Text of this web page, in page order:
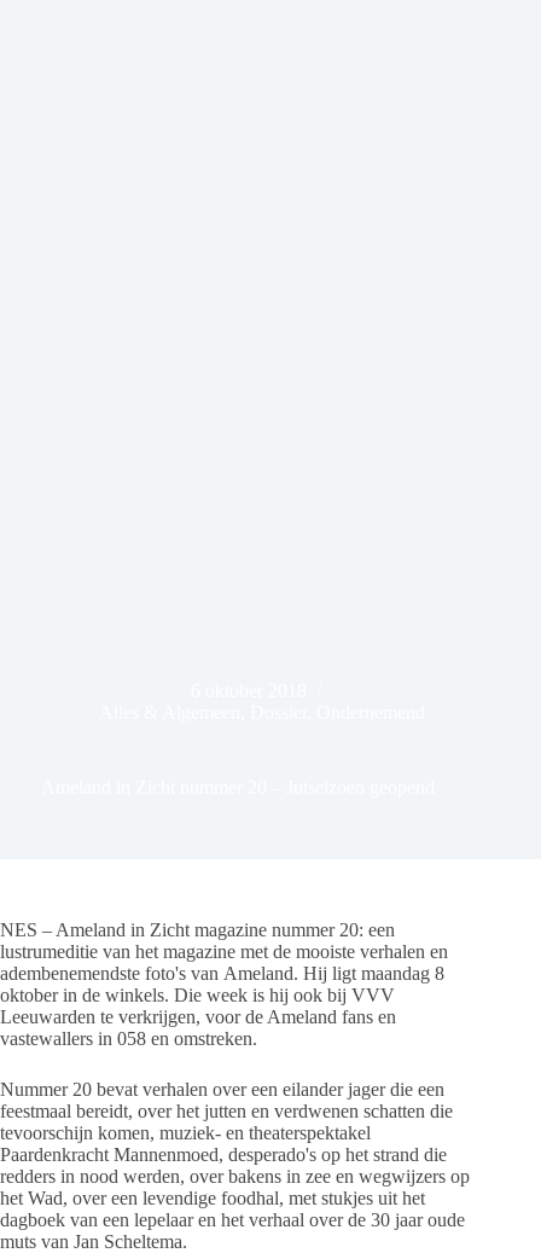
NES – Ameland in Zicht magazine nummer 20: een
lustrumeditie van het magazine met de mooiste verhalen en
adembenemendste foto's van Ameland. Hij ligt maandag 8
oktober in de winkels. Die week is hij ook bij VVV
Leeuwarden te verkrijgen, voor de Ameland fans en
vastewallers in 058 en omstreken.
Nummer 20 bevat verhalen over een eilander jager die een
feestmaal bereidt, over het jutten en verdwenen schatten die
tevoorschijn komen, muziek- en theaterspektakel
Paardenkracht Mannenmoed, desperado's op het strand die
redders in nood werden, over bakens in zee en wegwijzers op
het Wad, over een levendige foodhal, met stukjes uit het
dagboek van een lepelaar en het verhaal over de 30 jaar oude
muts van Jan Scheltema.